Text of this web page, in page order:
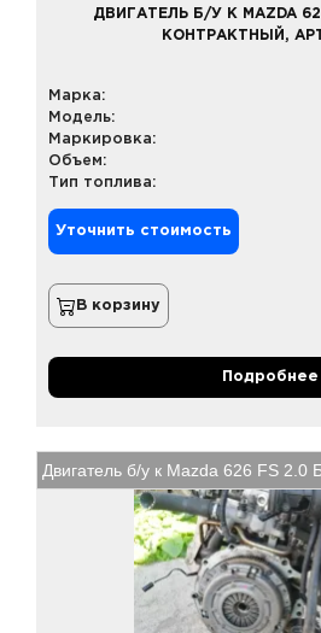
ДВИГАТЕЛЬ Б/У К MAZDA
КОНТРАКТНЫЙ,
Марка:
Модель:
Маркировка:
Объем:
Тип топлива:
Уточнить стоимость
В корзину
Подробнее